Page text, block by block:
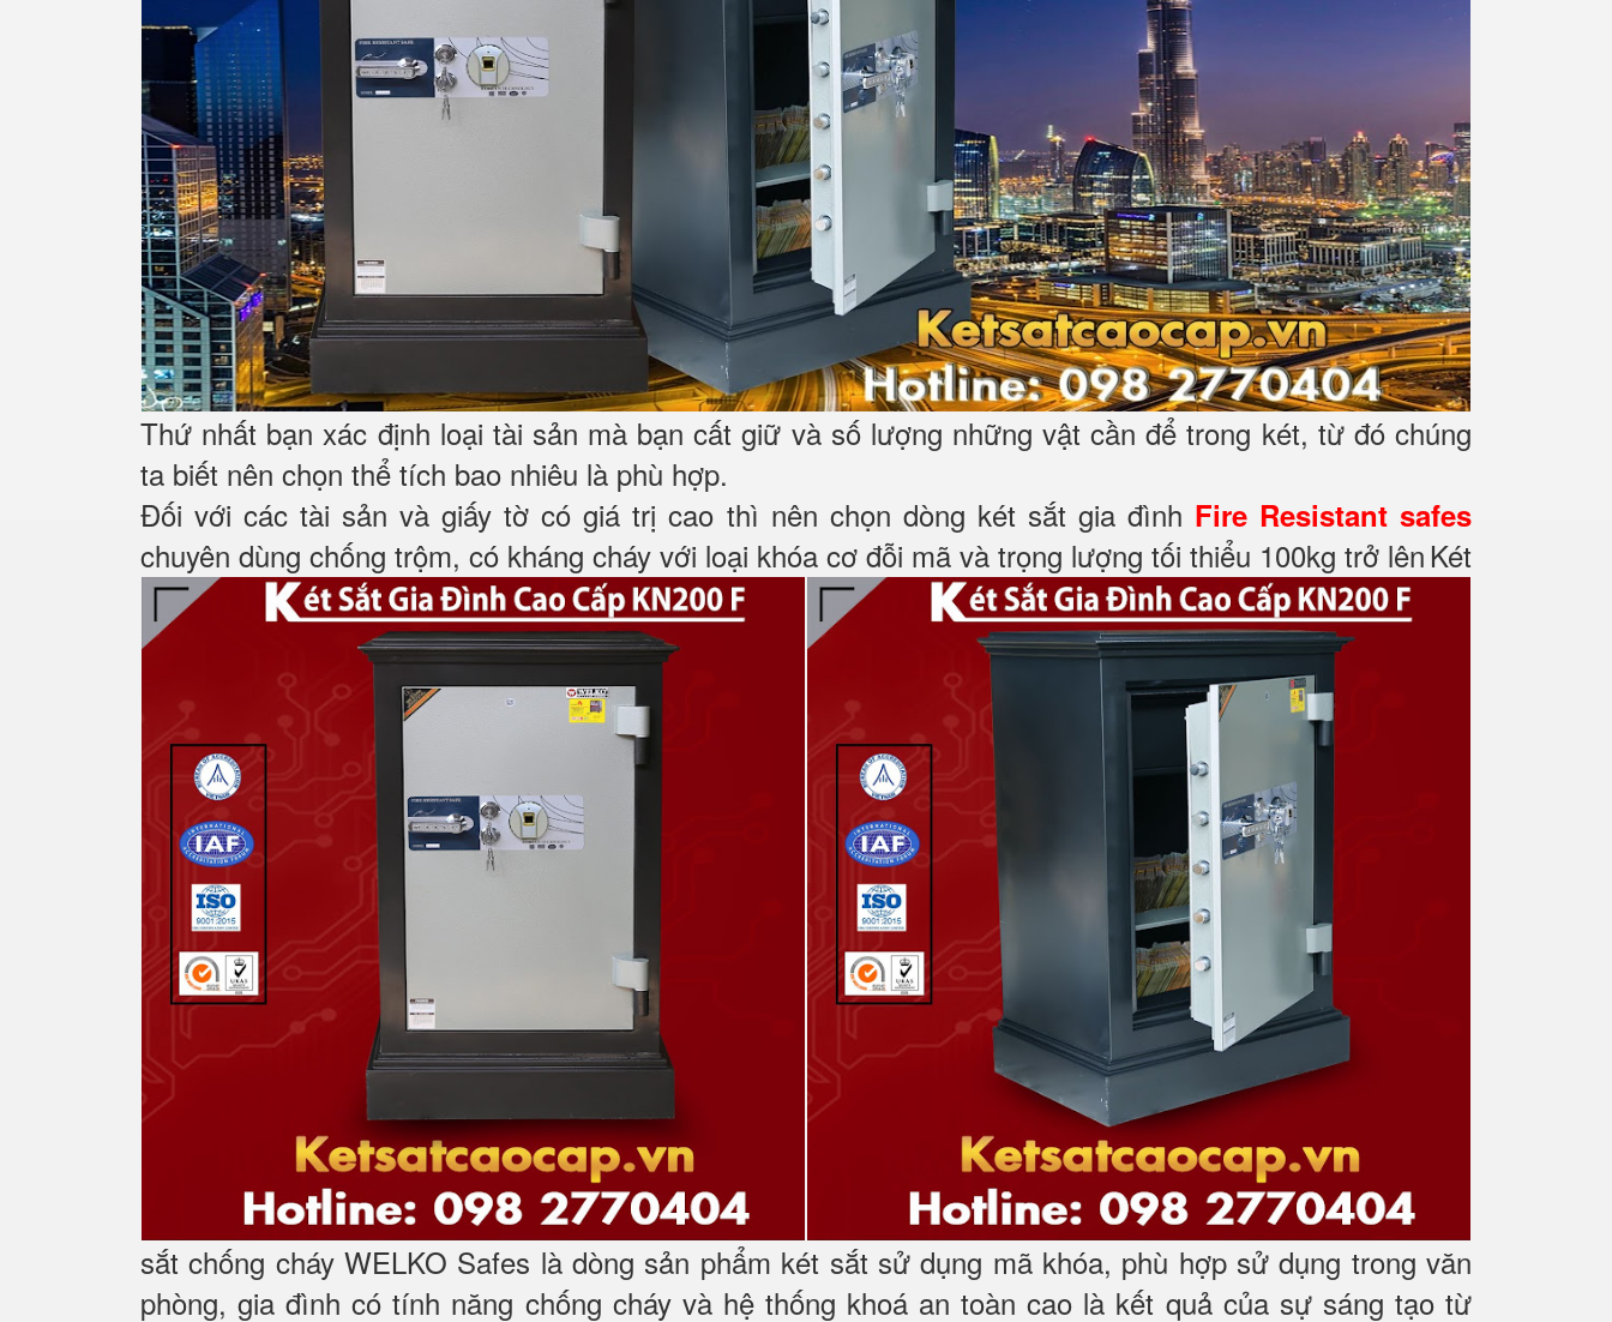
Thứ nhất bạn xác định loại tài sản mà bạn cất giữ và số lượng những vật cần để trong két, từ đó chúng
ta biết nên chọn thể tích bao nhiêu là phù hợp.
Đối với các tài sản và giấy tờ có giá trị cao thì nên chọn dòng két sắt gia đình Fire Resistant safes
chuyên dùng chống trộm, có kháng cháy với loại khóa cơ đỗi mã và trọng lượng tối thiểu 100kg trở lên Két
sắt chống cháy WELKO Safes là dòng sản phẩm két sắt sử dụng mã khóa, phù hợp sử dụng trong văn
phòng, gia đình có tính năng chống cháy và hệ thống khoá an toàn cao là kết quả của sự sáng tạo từ